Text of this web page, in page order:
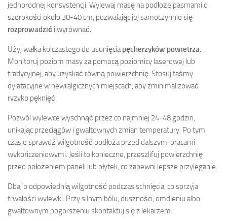
jednorodnej konsystencji. Wylewaj masę na podłoże pasmami o
szerokości około 30-40 cm, pozwalając jej samoczynnie się
rozprowadzić i wyrównać.
Użyj wałka kolczastego do usunięciapęcherzyków powietrza.
Monitoruj poziom masy za pomocą poziomicy laserowej lub
tradycyjnej, aby uzyskać równą powierzchnię. Stosuj taśmy
dylatacyjne w newralgicznych miejscach, aby zminimalizować
ryzyko pęknięć.
Pozwól wylewce wyschnąć przez co najmniej 24-48 godzin,
unikając przeciągów i gwałtownych zmian temperatury. Po tym
czasie sprawdź wilgotność podłoża przed dalszymi pracami
wykończeniowymi. Jeśli to konieczne, przeszlifuj powierzchnię
przed położeniem paneli lub płytek, co zapewni lepsze przyleganie.
Dbaj o odpowiednią wilgotność podczas schnięcia, co sprzyja
trwałości wylewki. Przy silnym bólu, duszności, omdleniu albo
gwałtownym pogorszeniu skontaktuj się z lekarzem.